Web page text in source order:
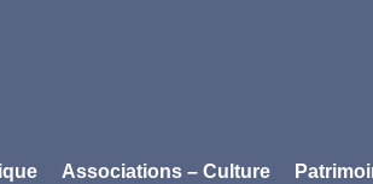
Associations – Culture